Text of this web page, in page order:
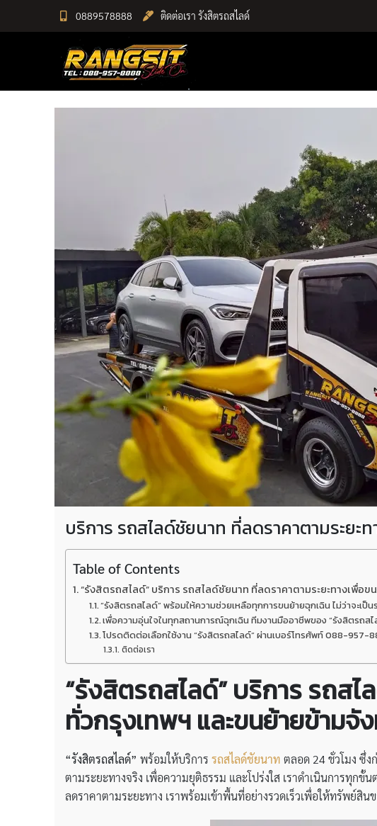
0889578888 ติดต่อเรา รังสิตรถสไลด์
บริการ รถสไลด์ชัยนาท ที่ลดราคาตามระยะ
Table of Contents
“รังสิตรถสไลด์” บริการ รถสไลด์ชัยนาท ที่ลดราคาตามระยะทางเพื่อ
“รังสิตรถสไลด์” พร้อมให้ความช่วยเหลือทุกการขนย้ายฉุกเฉิน ไม่ว่าจะเ
เพื่อความอุ่นใจในทุกสถานการณ์ฉุกเฉิน ทีมงานมืออาชีพของ “รังสิตรถ
โปรดติดต่อเลือกใช้งาน “รังสิตรถสไลด์” ผ่านเบอร์โทรศัพท์ 088-957-
ติดต่อเรา
“รังสิตรถสไลด์” บริการ รถส
ทั่วกรุงเทพฯ และขนย้ายข้าม
“รังสิตรถสไลด์” พร้อมให้บริการ รถสไลด์ชัยนาท ตลอด 24 ชั่วโมง ซึ่
ตามระยะทางจริง เพื่อความยุติธรรม และโปร่งใส เราดำเนินการทุ
ลดราคาตามระยะทาง เราพร้อมเข้าพื้นที่อย่างรวดเร็วเพื่อให้ทรัพย์สิ